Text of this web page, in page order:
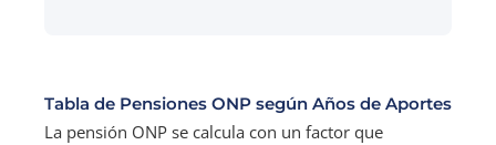
Tabla de Pensiones ONP según Años de Aportes
La pensión ONP se calcula con un factor que